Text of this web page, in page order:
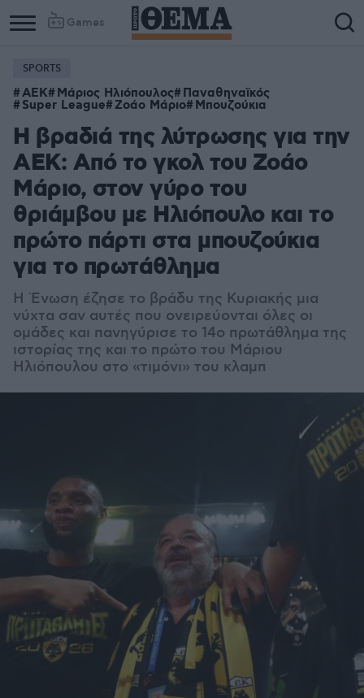
Games
SPORTS
ΑΕΚ Μάριος Ηλιόπουλος Παναθηναϊκός
Super League Ζοάο Μάριο Μπουζούκια
Η βραδιά της λύτρωσης για την
ΑΕΚ: Από το γκολ του Ζοάο
Μάριο, στον γύρο του
θριάμβου με Ηλιόπουλο και το
πρώτο πάρτι στα μπουζούκια
για το πρωτάθλημα
Η Ένωση έζησε το βράδυ της Κυριακής μια
νύχτα σαν αυτές που ονειρεύονται όλες οι
ομάδες και πανηγύρισε το 14ο πρωτάθλημα της
ιστορίας της και το πρώτο του Μάριου
Ηλιόπουλου στο «τιμόνι» του κλαμπ